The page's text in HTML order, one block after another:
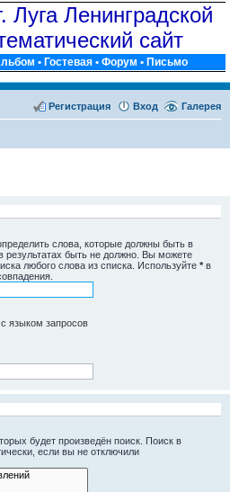
Ленинградской
сайт
• Гостевая • Форум • Письмо
Галерея
Вход
Регистрация
слова, которые должны быть в
результатах быть не должно. Вы можете
любого слова из списка. Используйте * в
языком запросов
будет произведён поиск. Поиск в
если вы не отключили